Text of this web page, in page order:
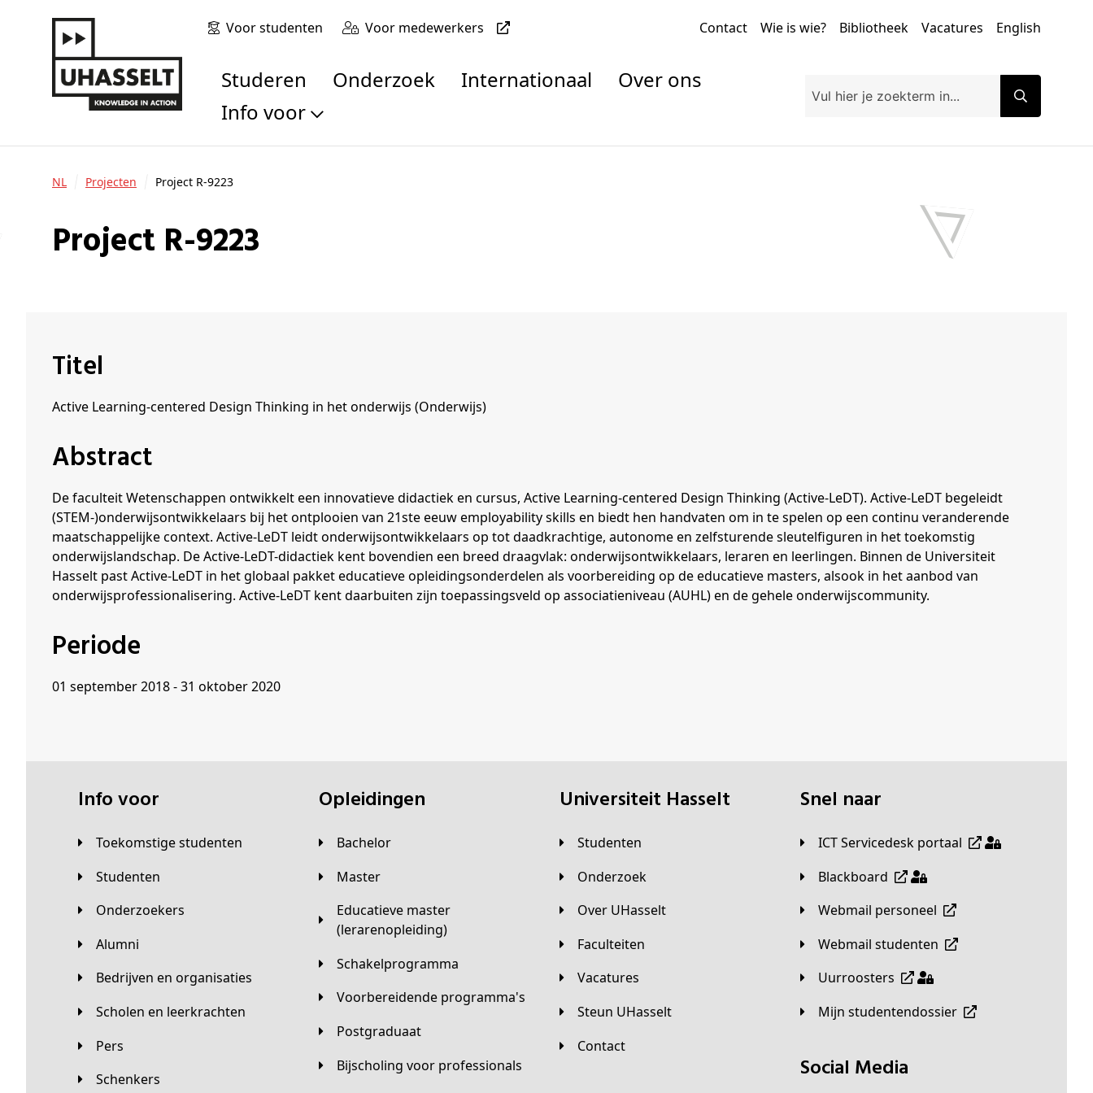
Voor studenten Voor medewerkers Contact Wie is wie? Bibliotheek Vacatures English
Studeren Onderzoek Internationaal
Over ons
Info voor
Toekomstige studenten
Alumni
Bedrijven en organisaties
NL Projecten Project R-9223
Project R-9223
Titel
Active Learning-centered Design Thinking in het onderwijs (Onderwijs)
Abstract
De faculteit Wetenschappen ontwikkelt een innovatieve didactiek en cursus, Active Learning-centered Design Thinking (Active-LeDT). Active-LeDT begeleidt
(STEM-)onderwijsontwikkelaars bij het ontplooien van 21ste eeuw employability skills en biedt hen handvaten om in te spelen op een continu veranderende
maatschappelijke context. Active-LeDT leidt onderwijsontwikkelaars op tot daadkrachtige, autonome en zelfsturende sleutelfiguren in het toekomstig
onderwijslandschap. De Active-LeDT-didactiek kent bovendien een breed draagvlak: onderwijsontwikkelaars, leraren en leerlingen. Binnen de Universiteit
Hasselt past Active-LeDT in het globaal pakket educatieve opleidingsonderdelen als voorbereiding op de educatieve masters, alsook in het aanbod van
onderwijsprofessionalisering. Active-LeDT kent daarbuiten zijn toepassingsveld op associatieniveau (AUHL) en de gehele onderwijscommunity.
Periode
01 september 2018 - 31 oktober 2020
Info voor
Toekomstige studenten
Studenten
Onderzoekers
Alumni
Bedrijven en organisaties
Scholen en leerkrachten
Pers
Schenkers
Opleidingen
Bachelor
Master
Educatieve master
(lerarenopleiding)
Schakelprogramma
Voorbereidende programma's
Postgraduaat
Bijscholing voor professionals
universiteit Hasselt
Studenten
Onderzoek
Over UHasselt
Faculteiten
Vacatures
Steun UHasselt
Contact
Snel naar
ICT Servicedesk portaal
Blackboard
Webmail personeel
Webmail studenten
Uurroosters
Mijn studentendossier
Social Media